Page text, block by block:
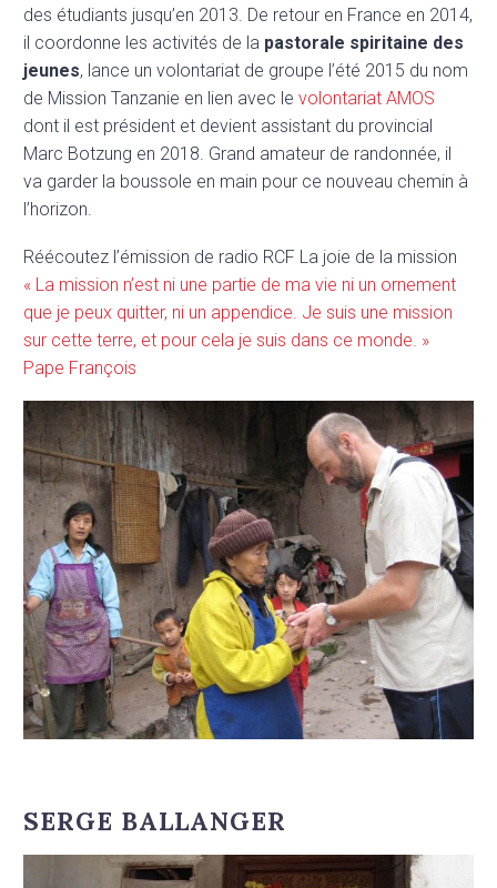
des étudiants jusqu’en 2013. De retour en France en 2014,
il coordonne les activités de la pastorale spiritaine des
jeunes, lance un volontariat de groupe l’été 2015 du nom
de Mission Tanzanie en lien avec le volontariat AMOS
dont il est président et devient assistant du provincial
Marc Botzung en 2018. Grand amateur de randonnée, il
va garder la boussole en main pour ce nouveau chemin à
l’horizon.
Réécoutez l’émission de radio RCF La joie de la mission
« La mission n’est ni une partie de ma vie ni un ornement
que je peux quitter, ni un appendice. Je suis une mission
sur cette terre, et pour cela je suis dans ce monde. »
Pape François
SERGE BALLANGER